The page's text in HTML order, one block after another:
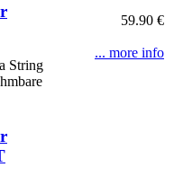
String
59.90 €
... more info